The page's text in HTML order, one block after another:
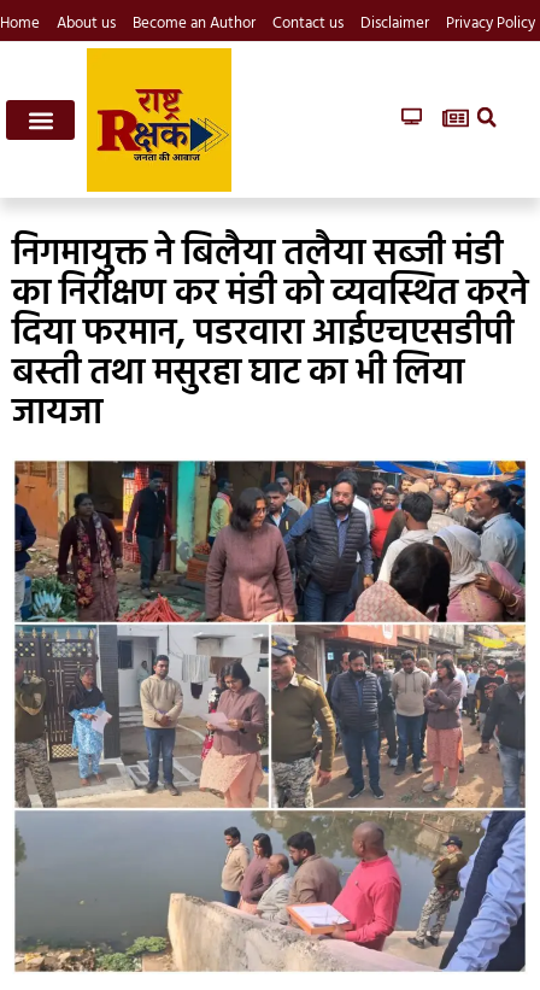
Home About us Become an Author Contact us Disclaimer Privacy Policy
निगमायुक्त ने बिलैया तलैया सब्जी मंडी
का निरीक्षण कर मंडी को व्यवस्थित करने
दिया फरमान, पडरवारा आईएचएसडीपी
बस्ती तथा मसुरहा घाट का भी लिया
जायजा